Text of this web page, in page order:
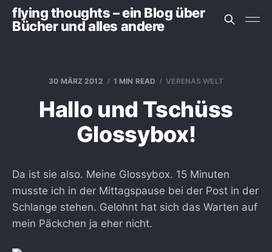
flying thoughts – ein Blog über
Bücher und alles andere
30 MÄRZ 2012 1 MIN READ VERENAS WELT
Hallo und Tschüss
Glossybox!
Da ist sie also. Meine Glossybox. 15 Minuten
musste ich in der Mittagspause bei der Post in der
Schlange stehen. Gelohnt hat sich das Warten auf
mein Päckchen ja eher nicht.